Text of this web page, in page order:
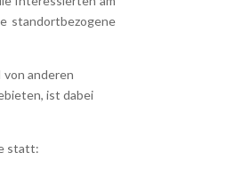
standortbezogene
anderen
ist dabei
statt: